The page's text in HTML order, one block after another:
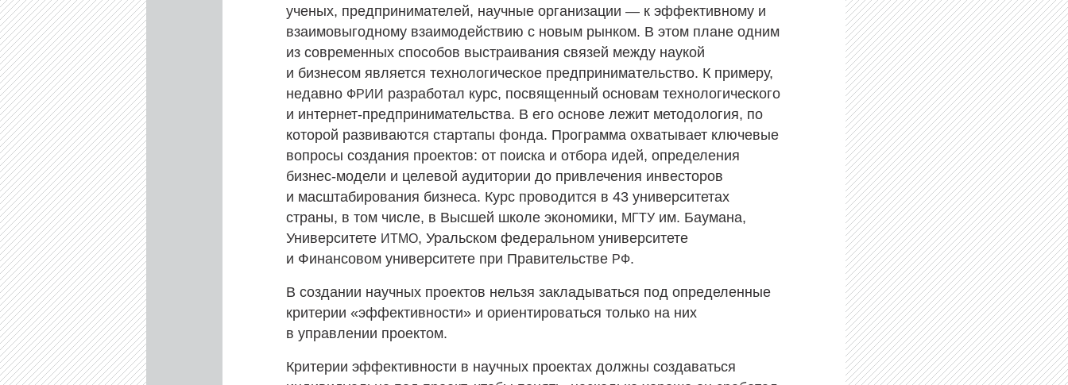
ученых, предпринимателей, научные организации — к эффективному и
взаимовыгодному взаимодействию с новым рынком. В этом плане одним
из современных способов выстраивания связей между наукой
и бизнесом является технологическое предпринимательство. К примеру,
недавно ФРИИ разработал курс, посвященный основам технологического
и интернет-предпринимательства. В его основе лежит методология, по
которой развиваются стартапы фонда. Программа охватывает ключевые
вопросы создания проектов: от поиска и отбора идей, определения
бизнес-модели и целевой аудитории до привлечения инвесторов
и масштабирования бизнеса. Курс проводится в 43 университетах
страны, в том числе, в Высшей школе экономики, МГТУ им. Баумана,
Университете ИТМО, Уральском федеральном университете
и Финансовом университете при Правительстве РФ.
В создании научных проектов нельзя закладываться под определенные
критерии «эффективности» и ориентироваться только на них
в управлении проектом.
Критерии эффективности в научных проектах должны создаваться